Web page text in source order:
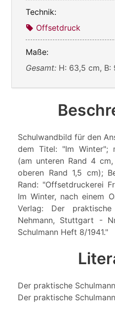
Technik:
Offsetdruck
Maße:
Gesamt: H: 63,5 cm, B:
Schulwandbild für den
dem Titel: "Im Winter";
(am unteren Rand 4
oberen Rand 1,5 cm);
Rand: "Offsetdruckerei
Im Winter, nach einem
Verlag: Der
Nehmann, Stuttgart -
Schulmann Heft 8/1941."
Der praktische
Der praktische